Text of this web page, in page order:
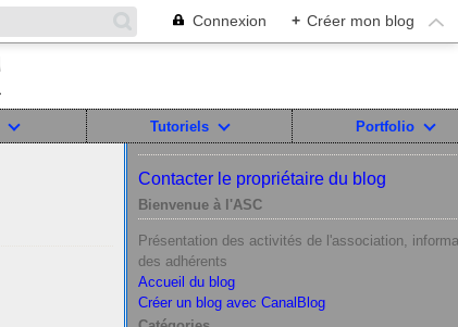
Connexion + Créer mon blog
Tutoriels Portfolio
Contacter le propriétaire du blog
Bienvenue à l'ASC
Présentation des activités de l'association,
des adhérents
Accueil du blog
Créer un blog avec CanalBlog